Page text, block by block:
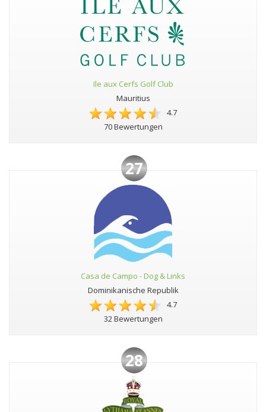
Ile aux Cerfs Golf Club
Mauritius
4.7
70 Bewertungen
27
Casa de Campo - Dog & Links
Dominikanische Republik
4.7
32 Bewertungen
28